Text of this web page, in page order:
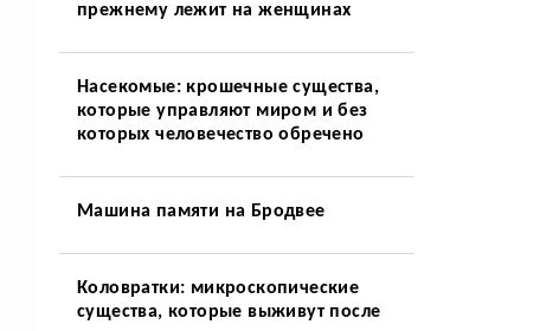
прежнему лежит на женщинах
Насекомые: крошечные существа,
которые управляют миром и без
которых человечество обречено
Машина памяти на Бродвее
Коловратки: микроскопические
существа, которые выживут после